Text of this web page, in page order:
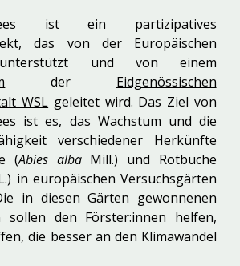
ist ein partizipatives
das von
der Europäischen
unterstützt und von einem
der
Eidgenössischen
WSL geleitet wird. Das Ziel von
ist es, das Wachstum und die
verschiedener Herkünfte
(Abies albaMill.) und Rotbuche
in europäischen Versuchsgärten
in diesen Gärten gewonnenen
sollen den Förster:innen helfen,
die besser an den Klimawandel